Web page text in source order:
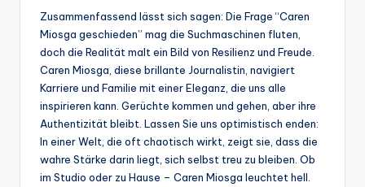
Zusammenfassend lässt sich sagen: Die Frage “Caren
Miosga geschieden” mag die Suchmaschinen fluten,
doch die Realität malt ein Bild von Resilienz und Freude.
Caren Miosga, diese brillante Journalistin, navigiert
Karriere und Familie mit einer Eleganz, die uns alle
inspirieren kann. Gerüchte kommen und gehen, aber ihre
Authentizität bleibt. Lassen Sie uns optimistisch enden:
In einer Welt, die oft chaotisch wirkt, zeigt sie, dass die
wahre Stärke darin liegt, sich selbst treu zu bleiben. Ob
im Studio oder zu Hause – Caren Miosga leuchtet hell.